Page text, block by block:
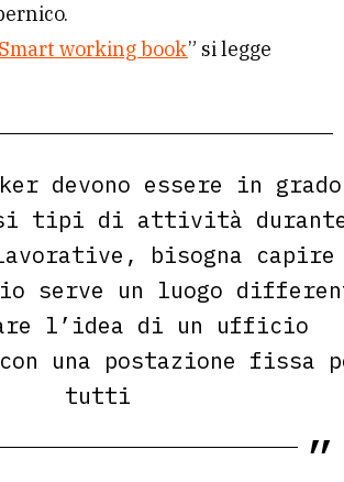
working book” si legge
devono essere in
tipi di attività
bisogna capire
serve un luogo
l’idea di un ufficio
una postazione fissa
tutti